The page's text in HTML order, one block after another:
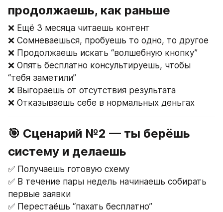
продолжаешь, как раньше
❌ Ещё 3 месяца читаешь контент
❌ Сомневаешься, пробуешь то одно, то другое
❌ Продолжаешь искать “волшебную кнопку”
❌ Опять бесплатно консультируешь, чтобы
“тебя заметили”
❌ Выгораешь от отсутствия результата
❌ Отказываешь себе в нормальных деньгах
🎯 Сценарий №2 — ты берёшь
систему и делаешь
✅ Получаешь готовую схему
✅ В течение пары недель начинаешь собирать
первые заявки
✅ Перестаёшь “пахать бесплатно”